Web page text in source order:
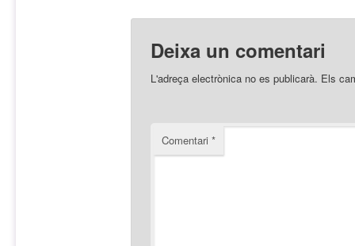
Deixa un comentari
L'adreça electrònica no es publicarà. Els
Comentari *